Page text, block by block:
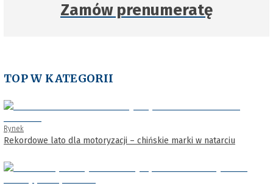
Zamów prenumeratę
TOP W KATEGORII
Rynek
Rekordowe lato dla motoryzacji – chińskie marki w natarciu